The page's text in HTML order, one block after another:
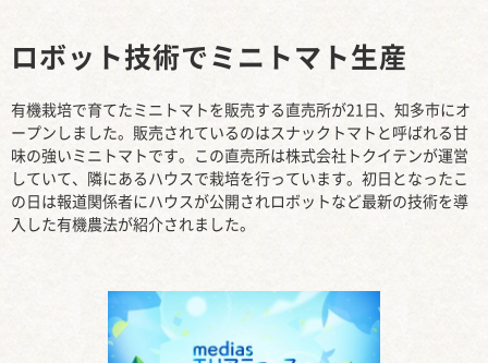
ロボット技術でミニトマト生産
有機栽培で育てたミニトマトを販売する直売所が21日、知多市にオ
ープンしました。販売されているのはスナックトマトと呼ばれる甘
味の強いミニトマトです。この直売所は株式会社トクイテンが運営
していて、隣にあるハウスで栽培を行っています。初日となったこ
の日は報道関係者にハウスが公開されロボットなど最新の技術を導
入した有機農法が紹介されました。